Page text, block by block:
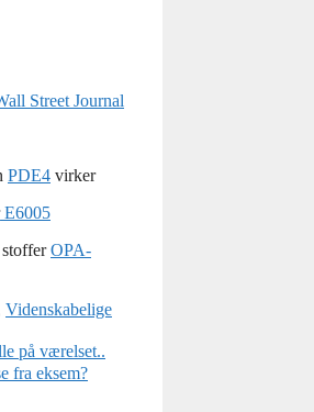
Street Journal
PDE4 virker
E6005
stofferOPA-
Videnskabelige
på værelset..
fra eksem?